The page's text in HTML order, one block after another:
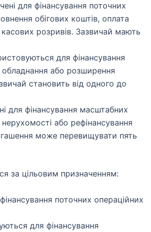
для фінансування поточних
обігових коштів, оплата
розривів. Зазвичай мають
для фінансування
обладнання або розширення
становить від одного до
для фінансування масштабних
або рефінансування
може перевищувати пять
за цільовим призначенням:
поточних операційних
для фінансування